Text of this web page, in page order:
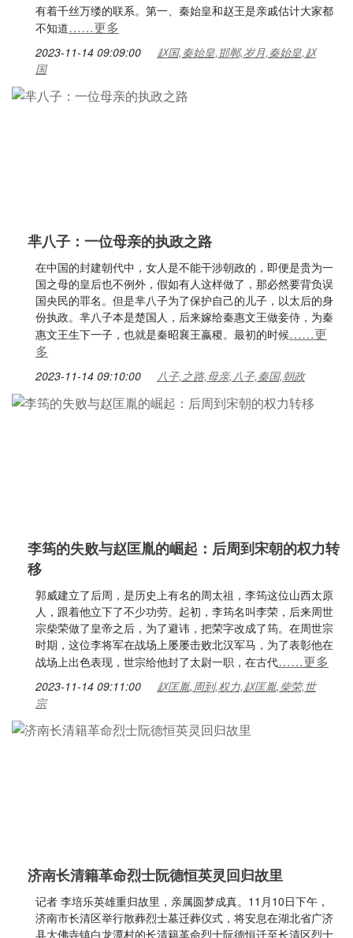
有着千丝万缕的联系。第一、秦始皇和赵王是亲戚估计大家都
不知道……更多
2023-11-14 09:09:00
赵国,秦始皇,邯郸,岁月,秦始皇,赵
国
芈八子：一位母亲的执政之路
在中国的封建朝代中，女人是不能干涉朝政的，即便是贵为一
国之母的皇后也不例外，假如有人这样做了，那必然要背负误
国央民的罪名。但是芈八子为了保护自己的儿子，以太后的身
份执政。芈八子本是楚国人，后来嫁给秦惠文王做妾侍，为秦
惠文王生下一子，也就是秦昭襄王嬴稷。最初的时候……更
多
2023-11-14 09:10:00 八子,之路,母亲,八子,秦国,朝政
李筠的失败与赵匡胤的崛起：后周到宋朝的权力转
移
郭威建立了后周，是历史上有名的周太祖，李筠这位山西太原
人，跟着他立下了不少功劳。起初，李筠名叫李荣，后来周世
宗柴荣做了皇帝之后，为了避讳，把荣字改成了筠。在周世宗
时期，这位李将军在战场上屡屡击败北汉军马，为了表彰他在
战场上出色表现，世宗给他封了太尉一职，在古代……更多
2023-11-14 09:11:00
赵匡胤,周到,权力,赵匡胤,柴荣,世
宗
济南长清籍革命烈士阮德恒英灵回归故里
记者 李培乐英雄重归故里，亲属圆梦成真。11月10日下午，
济南市长清区举行散葬烈士墓迁葬仪式，将安息在湖北省广济
县大佛寺镇白龙潭村的长清籍革命烈士阮德恒迁至长清区烈士